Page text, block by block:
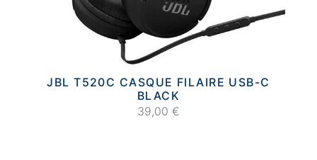
JBL T520C CASQUE FILAIRE USB-C
BLACK
39,00 €